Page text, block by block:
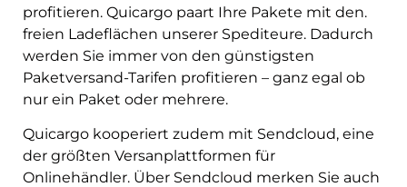
Registrieren
profitieren. Quicargo paart Ihre Pakete mit den.
freien Ladeflächen unserer Spediteure. Dadurch
werden Sie immer von den günstigsten
Paketversand-Tarifen profitieren – ganz egal ob
nur ein Paket oder mehrere.
Quicargo kooperiert zudem mit Sendcloud, eine
der größten Versanplattformen für
Onlinehändler. Über Sendcloud merken Sie auch